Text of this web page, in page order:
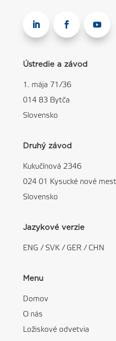
Ústredie a závod
1. mája 71/36
014 83 Bytča
Slovensko
Druhý závod
Kukučínová 2346
024 01 Kysucké nové
Slovensko
Jazykové verzie
ENG / SVK/ GER/ CHN
Menu
Domov
O nás
Ložiskové odvetvia